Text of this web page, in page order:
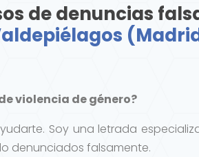
de denuncias
violencia de género?
Soy una letrada
denunciados falsamente.